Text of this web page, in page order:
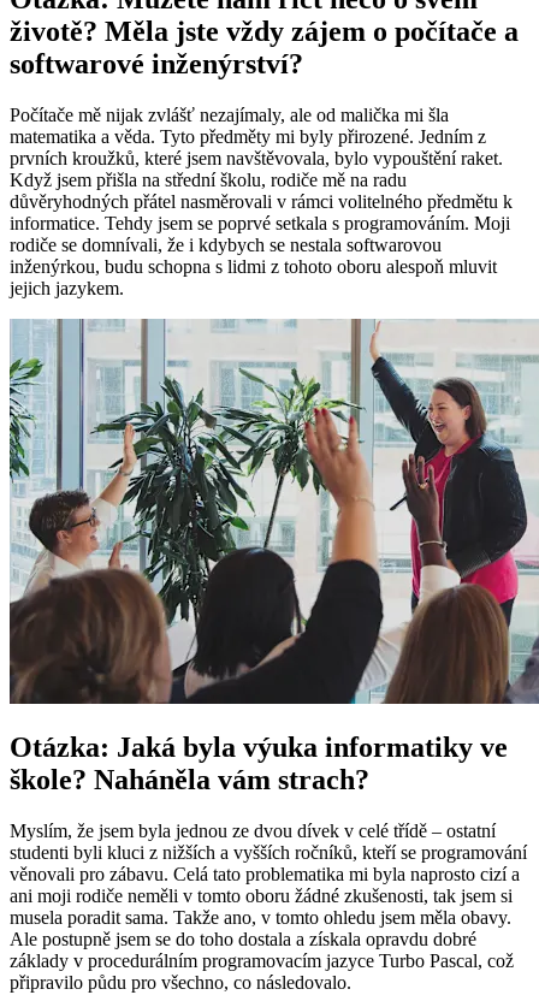
životě? Měla jste vždy zájem o počítače a
softwarové inženýrství?
Počítače mě nijak zvlášť nezajímaly, ale od malička mi šla
matematika a věda. Tyto předměty mi byly přirozené. Jedním z
prvních kroužků, které jsem navštěvovala, bylo vypouštění raket.
Když jsem přišla na střední školu, rodiče mě na radu
důvěryhodných přátel nasměrovali v rámci volitelného předmětu k
informatice. Tehdy jsem se poprvé setkala s programováním. Moji
rodiče se domnívali, že i kdybych se nestala softwarovou
inženýrkou, budu schopna s lidmi z tohoto oboru alespoň mluvit
jejich jazykem.
Otázka: Jaká byla výuka informatiky ve
škole? Naháněla vám strach?
Myslím, že jsem byla jednou ze dvou dívek v celé třídě – ostatní
studenti byli kluci z nižších a vyšších ročníků, kteří se programování
věnovali pro zábavu. Celá tato problematika mi byla naprosto cizí a
ani moji rodiče neměli v tomto oboru žádné zkušenosti, tak jsem si
musela poradit sama. Takže ano, v tomto ohledu jsem měla obavy.
Ale postupně jsem se do toho dostala a získala opravdu dobré
základy v procedurálním programovacím jazyce Turbo Pascal, což
připravilo půdu pro všechno, co následovalo.